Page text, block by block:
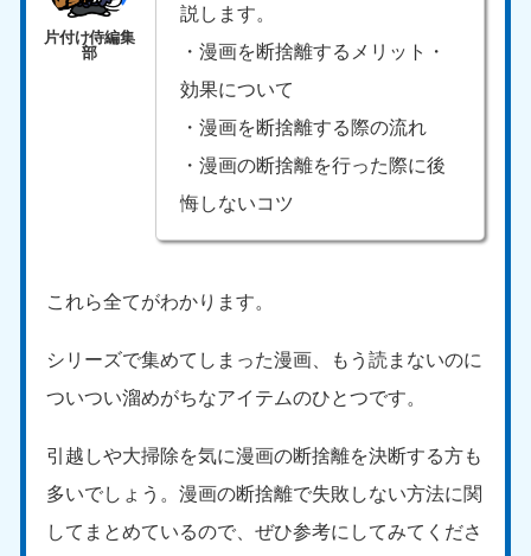
説します。
・漫画を断捨離するメリット・
効果について
・漫画を断捨離する際の流れ
・漫画の断捨離を行った際に後
悔しないコツ
これら全てがわかります。
シリーズで集めてしまった漫画、もう読まないのに
ついつい溜めがちなアイテムのひとつです。
引越しや大掃除を気に漫画の断捨離を決断する方も
多いでしょう。漫画の断捨離で失敗しない方法に関
してまとめているので、ぜひ参考にしてみてくださ